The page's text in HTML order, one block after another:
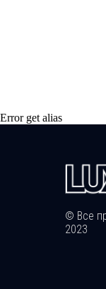
Error get alias
© Все
2023